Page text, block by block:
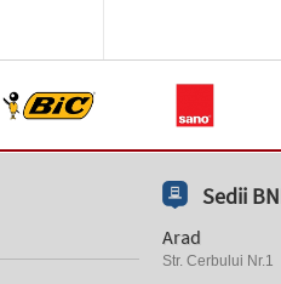
Sedii
Arad
Str. Cerbului Nr.1